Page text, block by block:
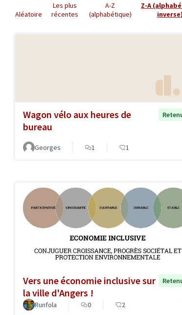
Aléatoire
Les plus
récentes
A-Z
(alphabétique)
Z-A
inverse)
Wagon vélo aux heures de
bureau
Georges 1 1
Vers une économie inclusive sur
la ville d'Angers !
Runfola 0 2